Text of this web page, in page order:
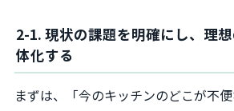
2-1. 現状の課題を明確にし、理
体化する
まずは、「今のキッチンのどこが不